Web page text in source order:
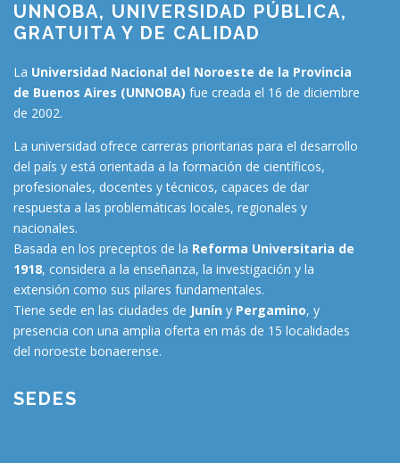
UNNOBA, UNIVERSIDAD PÚBLICA,
GRATUITA Y DE CALIDAD
La Universidad Nacional del Noroeste de la Provincia
de Buenos Aires (UNNOBA) fue creada el 16 de diciembre
de 2002.
La universidad ofrece carreras prioritarias para el desarrollo
del país y está orientada a la formación de científicos,
profesionales, docentes y técnicos, capaces de dar
respuesta a las problemáticas locales, regionales y
nacionales.
Basada en los preceptos de la Reforma Universitaria de
1918, considera a la enseñanza, la investigación y la
extensión como sus pilares fundamentales.
Tiene sede en las ciudades de Junín y Pergamino, y
presencia con una amplia oferta en más de 15 localidades
del noroeste bonaerense.
SEDES